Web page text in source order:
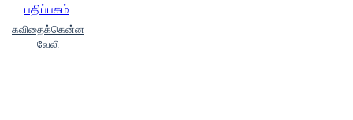
பதிப்பகம்
கவிதைக்கென்ன
வேலி